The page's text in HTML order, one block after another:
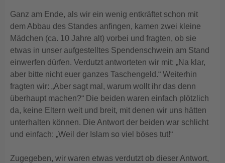
Ganz am Ende, als wir ein wenig entkräftet schon mit
dem Abbau des Standes anfingen, kamen zwei kleine
Mädchen (ca. 10 Jahre alt) vorbei und fragten, ob sie
etwas in unser aufgestelltes Spendenschwein am Stand
einwerfen dürfen. Verdutzt antworteten wir mit: „Na klar,
aber bitte nicht euer ganzes Taschengeld.“ Weiterhin
fragten wir: „Aber sagt mal, warum wollt ihr das denn
überhaupt machen?“ Die beiden waren einfach plötzlich
da, keine Eltern weit und breit, mit denen wir uns hätten
unterhalten können. Die Antwort der beiden war schlicht
und einfach: „Weil der Islam so viel böses tut!“
Zugegeben, wir waren etwas verdutzt ob dieser Antwort,